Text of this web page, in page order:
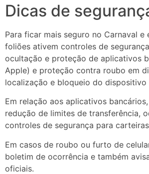
Dicas de
Para ficar mais seguro no Carnaval
foliões ativem controles de
ocultação e proteção de aplicativos
Apple) e proteção contra roubo em
localização e bloqueio do
Em relação aos aplicativos
redução de limites de transferência,
controles de segurança para
Em casos de roubo ou furto de
boletim de ocorrência e também
oficiais.